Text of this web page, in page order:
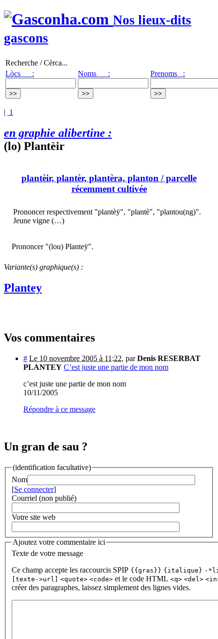
Nos lieux-dits
gascons
Recherche / Cèrca...
Lòcs :
Noms : Prenoms :
| 1
en graphie alibertine :
(lo) Plantèir
plantèir, plantèr, plantèra, planton / parcelle
récemment cultivée
Prononcer respectivement "plantèÿ", "plantè", "plantou(ng)".
Jeune vigne (…)
Prononcer "(lou) Planteÿ".
Variante(s) graphique(s) :
Plantey
Vos commentaires
# Le 10 novembre 2005 à 11:22, parDenis RESERBAT
PLANTEY C’est juste une partie de mon nom
c’est juste une partie de mon nom
10/11/2005
Répondre à ce message
Un gran de sau ?
(identification facultative)
Nom
[Se connecter]
Courriel (non publié)
Votre site web
Ajoutez votre commentaire ici
Texte de votre message
Ce champ accepte les raccourcis SPIP {{gras}} {italique} -
[texte->url]
<quote> <code> et le code HTML <q> <del>
créer des paragraphes, laissez simplement des lignes vides.